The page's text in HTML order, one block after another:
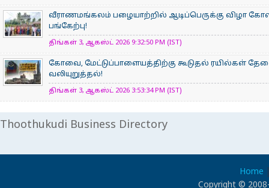
வீராணமங்கலம் பழையாற்றில் ஆடிப்பெருக்கு விழா
பங்கேற்பு!
திங்கள் 3, ஆகஸ்ட் 2026 9:32:50 PM (IST)
கோவை, மேட்டுப்பாளையத்திற்கு கூடுதல் ரயில்கள்
வலியுறுத்தல்!
திங்கள் 3, ஆகஸ்ட் 2026 3:53:34 PM (IST)
Thoothukudi Business Directory
Home
Copyright ©